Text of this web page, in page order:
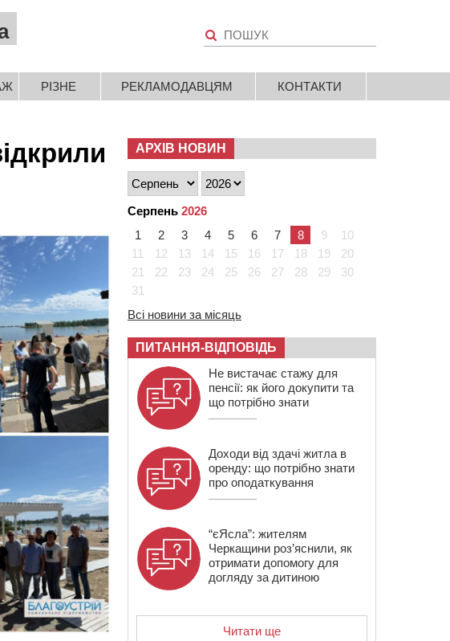
РІЗНЕ РЕКЛАМОДАВЦЯМ КОНТАКТИ
АРХІВ НОВИН
Серпень 2026
1
2 3 4 5 6 7 8 9
10
11
12 13 14 15 16 17 18 19
20
21
22 23 24 25 26 27 28 29
30
31
Всі новини за місяць
ПИТАННЯ-ВІДПОВІДЬ
Не вистачає стажу для
пенсії: як його докупити та
що потрібно знати
Доходи від здачі житла в
оренду: що потрібно знати
про оподаткування
“єЯсла”: жителям
Черкащини роз’яснили, як
отримати допомогу для
догляду за дитиною
Читати ще